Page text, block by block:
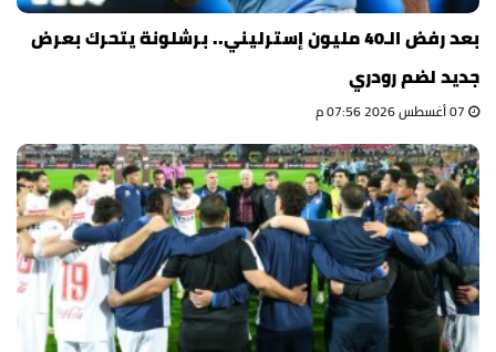
بعد رفض الـ40 مليون إسترليني.. برشلونة يتحرك بعرض
جديد لضم رودري